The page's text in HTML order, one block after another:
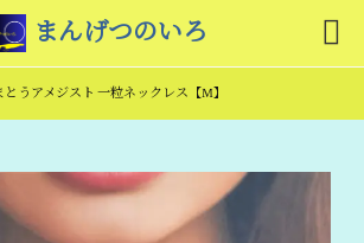
まんげつのいろ 
うアメジスト 一粒ネックレス【M】